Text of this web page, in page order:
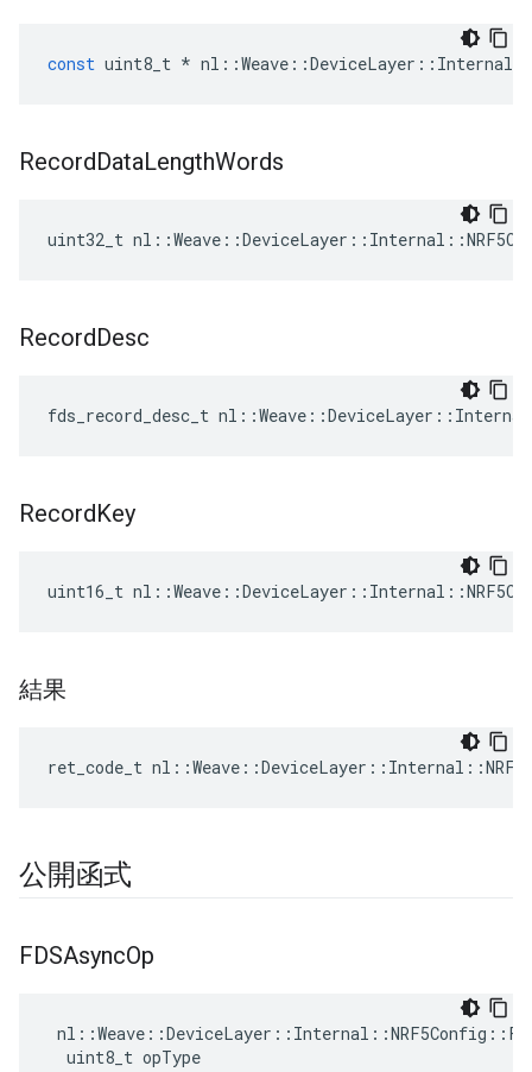
const uint8_t * nl ::Weave ::DeviceLayer :: Internal
RecordDataLengthWords
uint32_t
RecordDesc
fds_record_desc_t
RecordKey
uint16_t
結果
ret_code_t
公開函式
FDSAsyncOp
  uint8_t opType